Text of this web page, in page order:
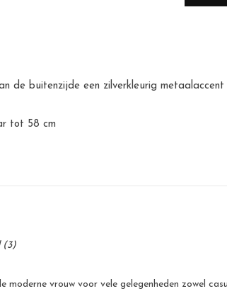
de buitenzijde een zilverkleurig metaalaccent
tot 58 cm
(3)
vrouw voor vele gelegenheden zowel